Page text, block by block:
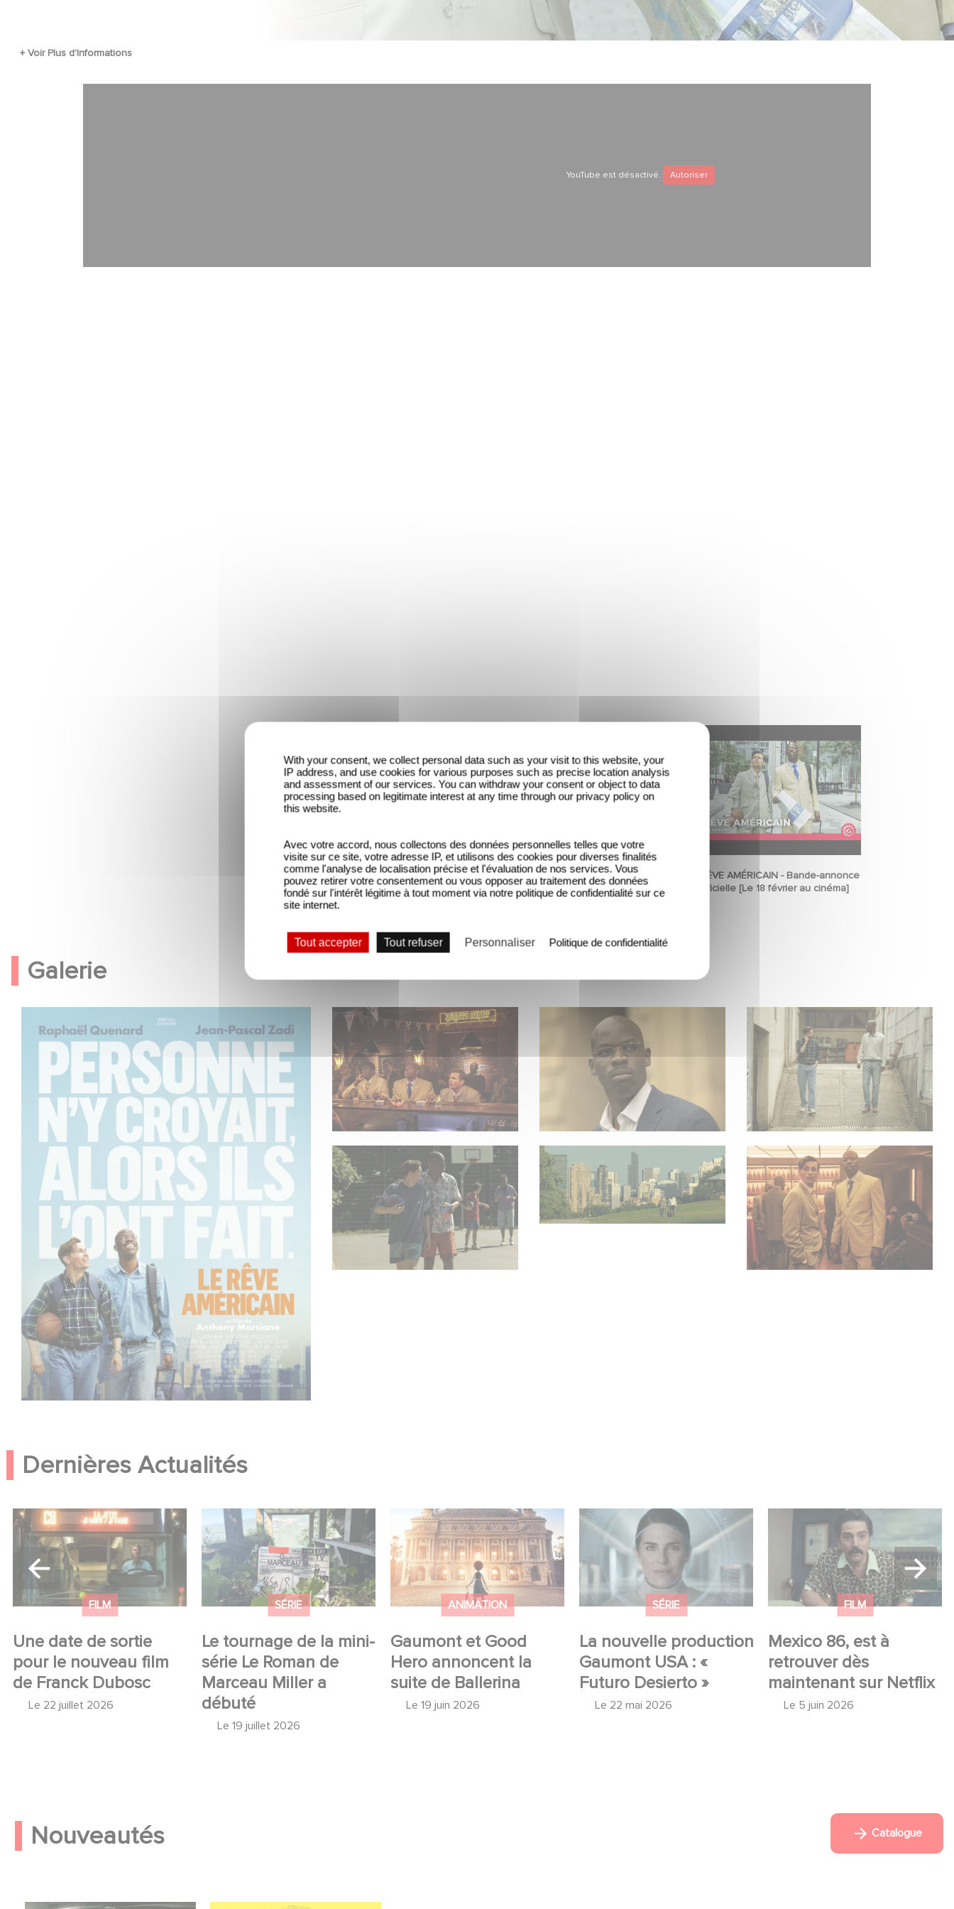
YouTube est désactivé. Autoriser
LE RÊVE AMÉRICAIN - Bande-annonce
officielle [Le 18 février au cinéma]
Galerie
Dernières Actualités
FILM
Une date de sortie
pour le nouveau film
de Franck Dubosc
Le 22 juillet 2026
Une date de sortie pour le
nouveau film de Franck
Dubosc
SÉRIE
Le tournage de la mini-
série Le Roman de
Marceau Miller a
débuté
Le 19 juillet 2026
Le tournage de la mini-série
Le Roman de Marceau
Miller a débuté
ANIMATION
Gaumont et Good
Hero annoncent la
suite de Ballerina
Le 19 juin 2026
Gaumont et Good Hero
annoncent la suite de
Ballerina
SÉRIE
La nouvelle production
Gaumont USA : «
Futuro Desierto »
Le 22 mai 2026
La nouvelle production
Gaumont USA : « Futuro
Desierto »
FILM
Mexico 86, est à
retrouver dès
maintenant sur Netflix
Le 5 juin 2026
Mexico 86, est à retrouver
dès maintenant sur Netflix
Nouveautés Catalogue
With your consent, we collect personal data such as your visit to this website, your
IP address, and use cookies for various purposes such as precise location analysis
and assessment of our services. You can withdraw your consent or object to data
processing based on legitimate interest at any time through our privacy policy on
this website.
Avec votre accord, nous collectons des données personnelles telles que votre
visite sur ce site, votre adresse IP, et utilisons des cookies pour diverses finalités
comme l'analyse de localisation précise et l'évaluation de nos services. Vous
pouvez retirer votre consentement ou vous opposer au traitement des données
fondé sur l'intérêt légitime à tout moment via notre politique de confidentialité sur ce
site internet.
Tout accepter Tout refuser Personnaliser Politique de confidentialité